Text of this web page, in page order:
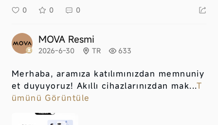
0 0 0
MOVA Resmi
2026-6-30 TR 633
Merhaba, aramıza katılımınızdan memnuniy
et duyuyoruz! Akıllı cihazlarınızdan mak...T
ümünü Görüntüle